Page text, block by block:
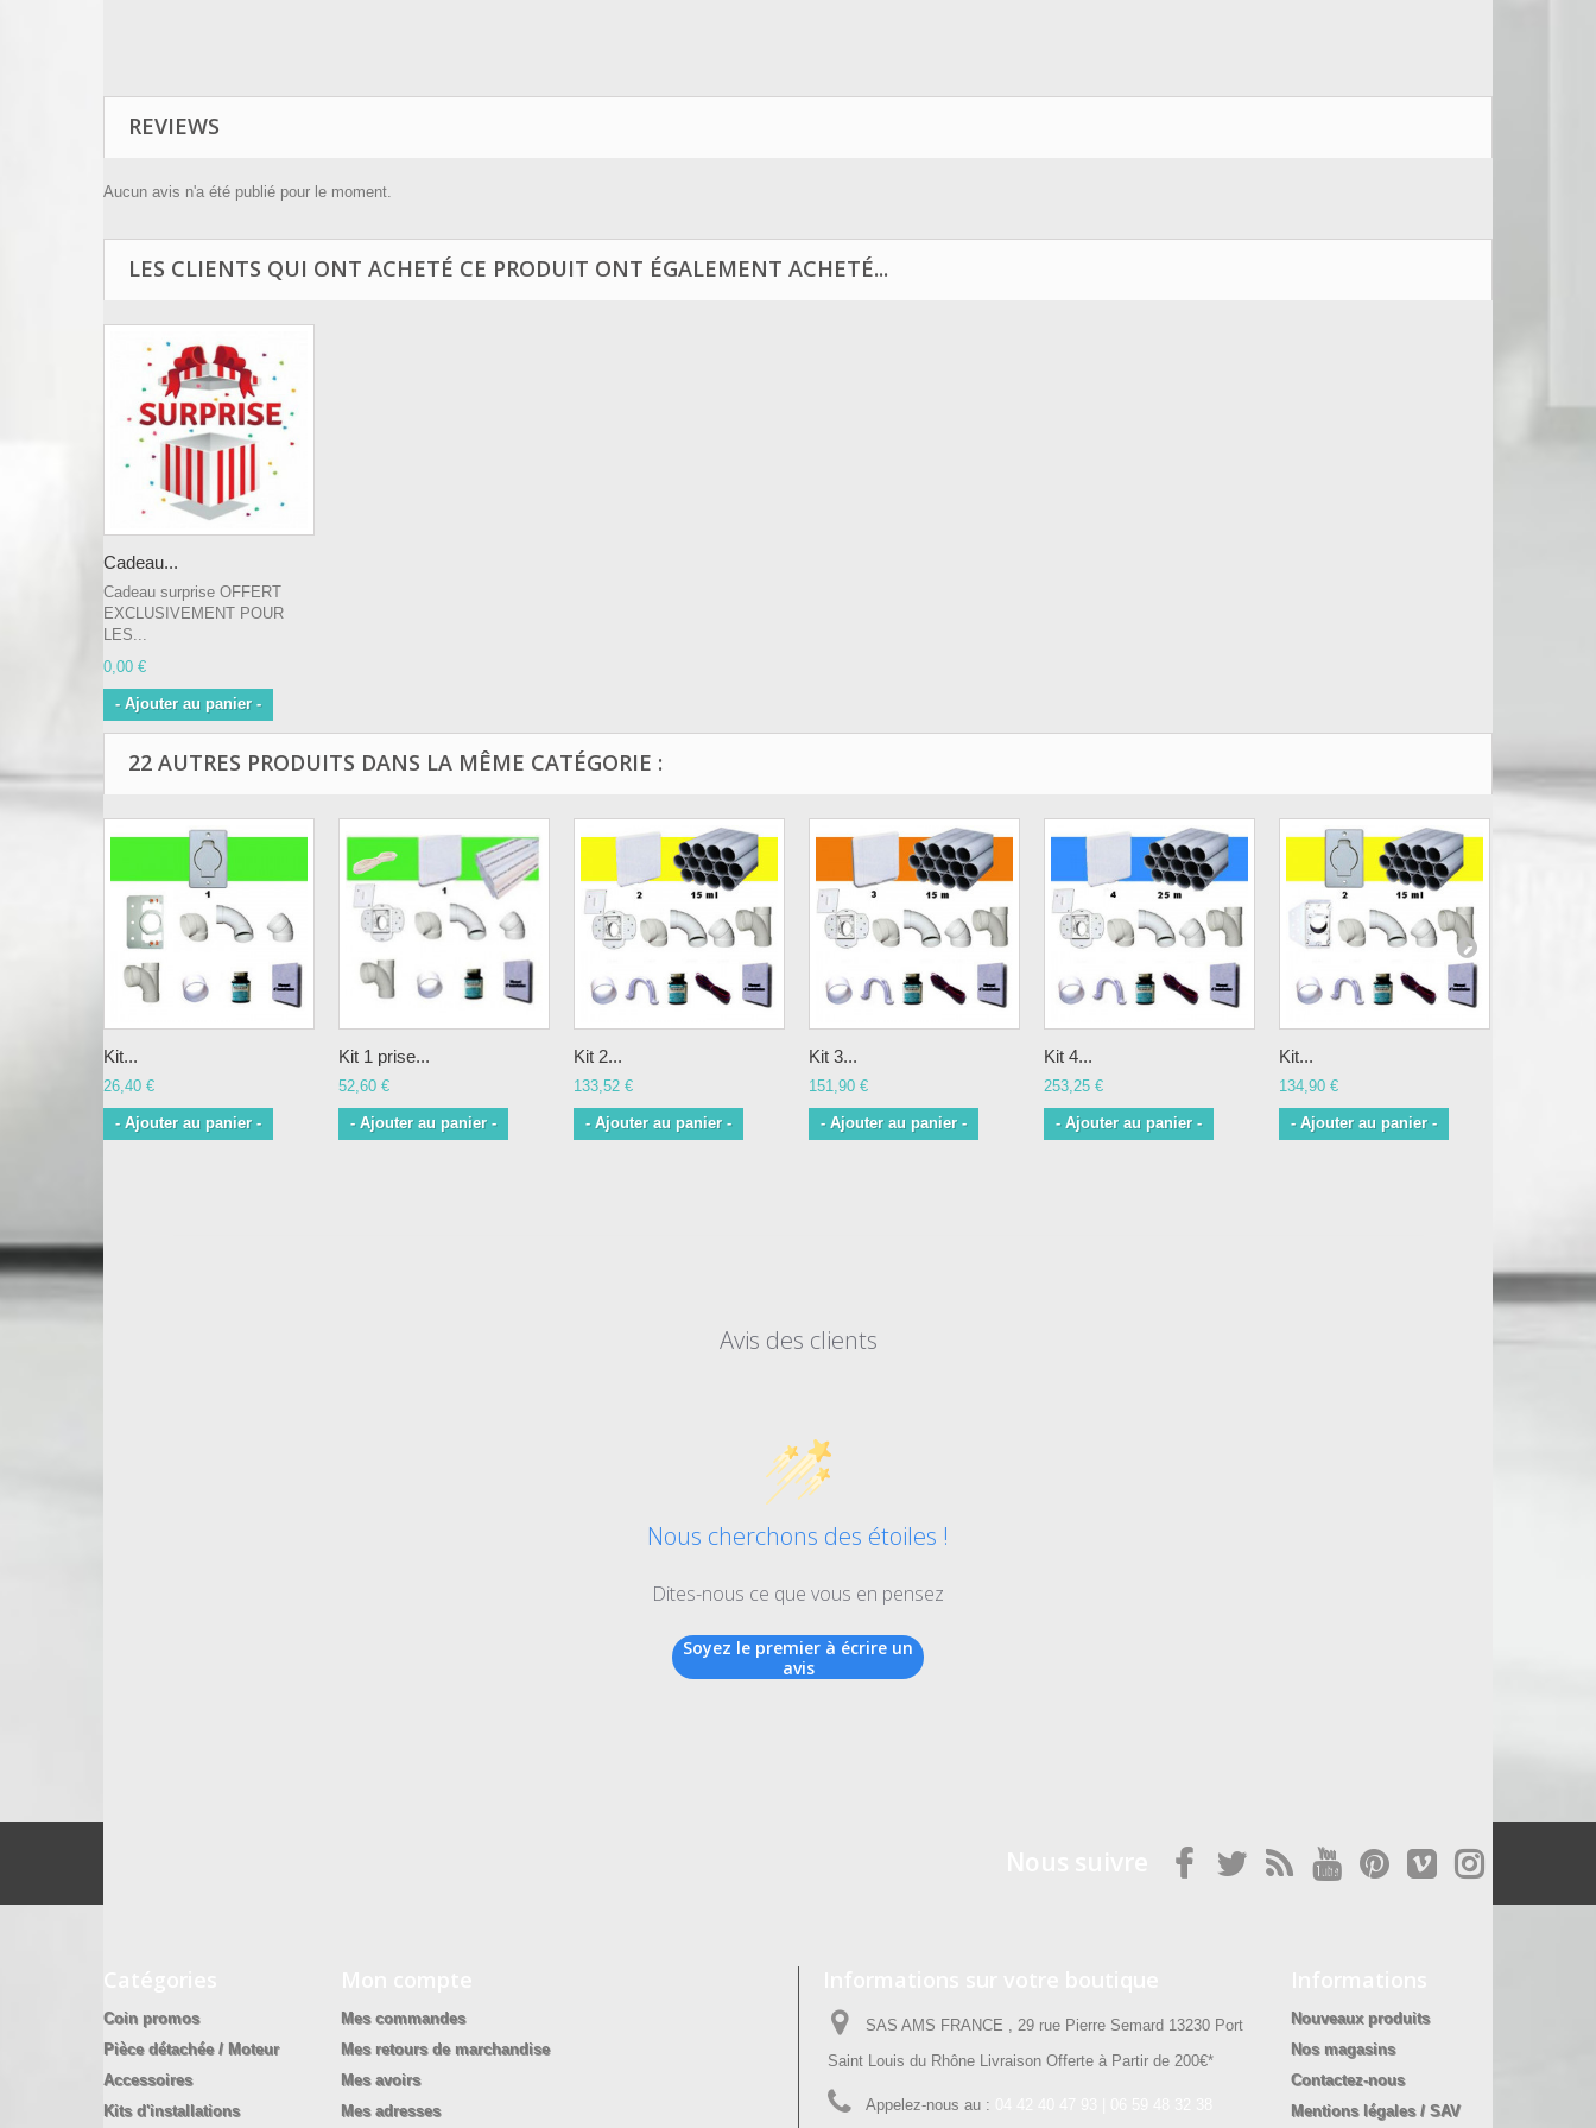
REVIEWS
Aucun avis n'a été publié pour le moment.
LES CLIENTS QUI ONT ACHETÉ CE PRODUIT ONT ÉGALEMENT ACHETÉ...
Cadeau...
Cadeau surprise OFFERT
EXCLUSIVEMENT POUR
LES...
0,00 €
- Ajouter au panier -
22 AUTRES PRODUITS DANS LA MÊME CATÉGORIE :
Kit...
26,40 €
- Ajouter au panier -
Kit 1 prise...
52,60 €
- Ajouter au panier -
Kit 2...
133,52 €
- Ajouter au panier -
Kit 3...
151,90 €
- Ajouter au panier -
Kit 4...
253,25 €
- Ajouter au panier -
Kit...
134,90 €
- Ajouter au panier -
Avis des clients
Nous cherchons des étoiles !
Dites-nous ce que vous en pensez
Soyez le premier à écrire un
avis
Coin promos
Pièce détachée / Moteur
Accessoires
Kits d'installations
Mes commandes
Mes retours de marchandise
Mes avoirs
Mes adresses
SAS AMS FRANCE , 29 rue Pierre Semard 13230 Port
Saint Louis du Rhône Livraison Offerte à Partir de 200€*
Appelez-nous au :
Nouveaux produits
Nos magasins
Contactez-nous
Mentions légales / SAV